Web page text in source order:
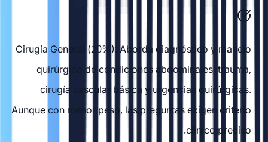
Cirugía General (20%): Aborda diagnóstico y manejo
quirúrgico de condiciones abdominales, trauma,
cirugía vascular básica y urgencias quirúrgicas.
Aunque con menor peso, las preguntas exigen criterio
clínico preciso.